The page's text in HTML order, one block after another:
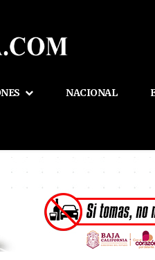
NACIONAL